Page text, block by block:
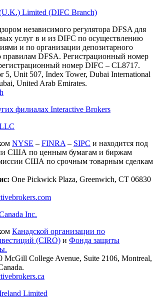
Limited (DIFC Branch)
независимого регулятора DFSA для
услуг в и из DIFC по осуществлению
и по организации депозитарного
правилам DFSA. Регистрационный номер
номер DIFC – CL8717.
5, Unit 507, Index Tower, Dubai International
United Arab Emirates.
филиалах Interactive Brokers
NYSE – FINRA – SIPC и находится под
США по ценным бумагам и биржам
США по срочным товарным сделкам
One Pickwick Plaza, Greenwich, CT 06830
Inc.
Канадской организации по
(CIRO) и Фонда защиты
McGill College Avenue, Suite 2106, Montreal,
Limited